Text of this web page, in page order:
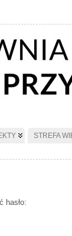
STREFA
hasło: